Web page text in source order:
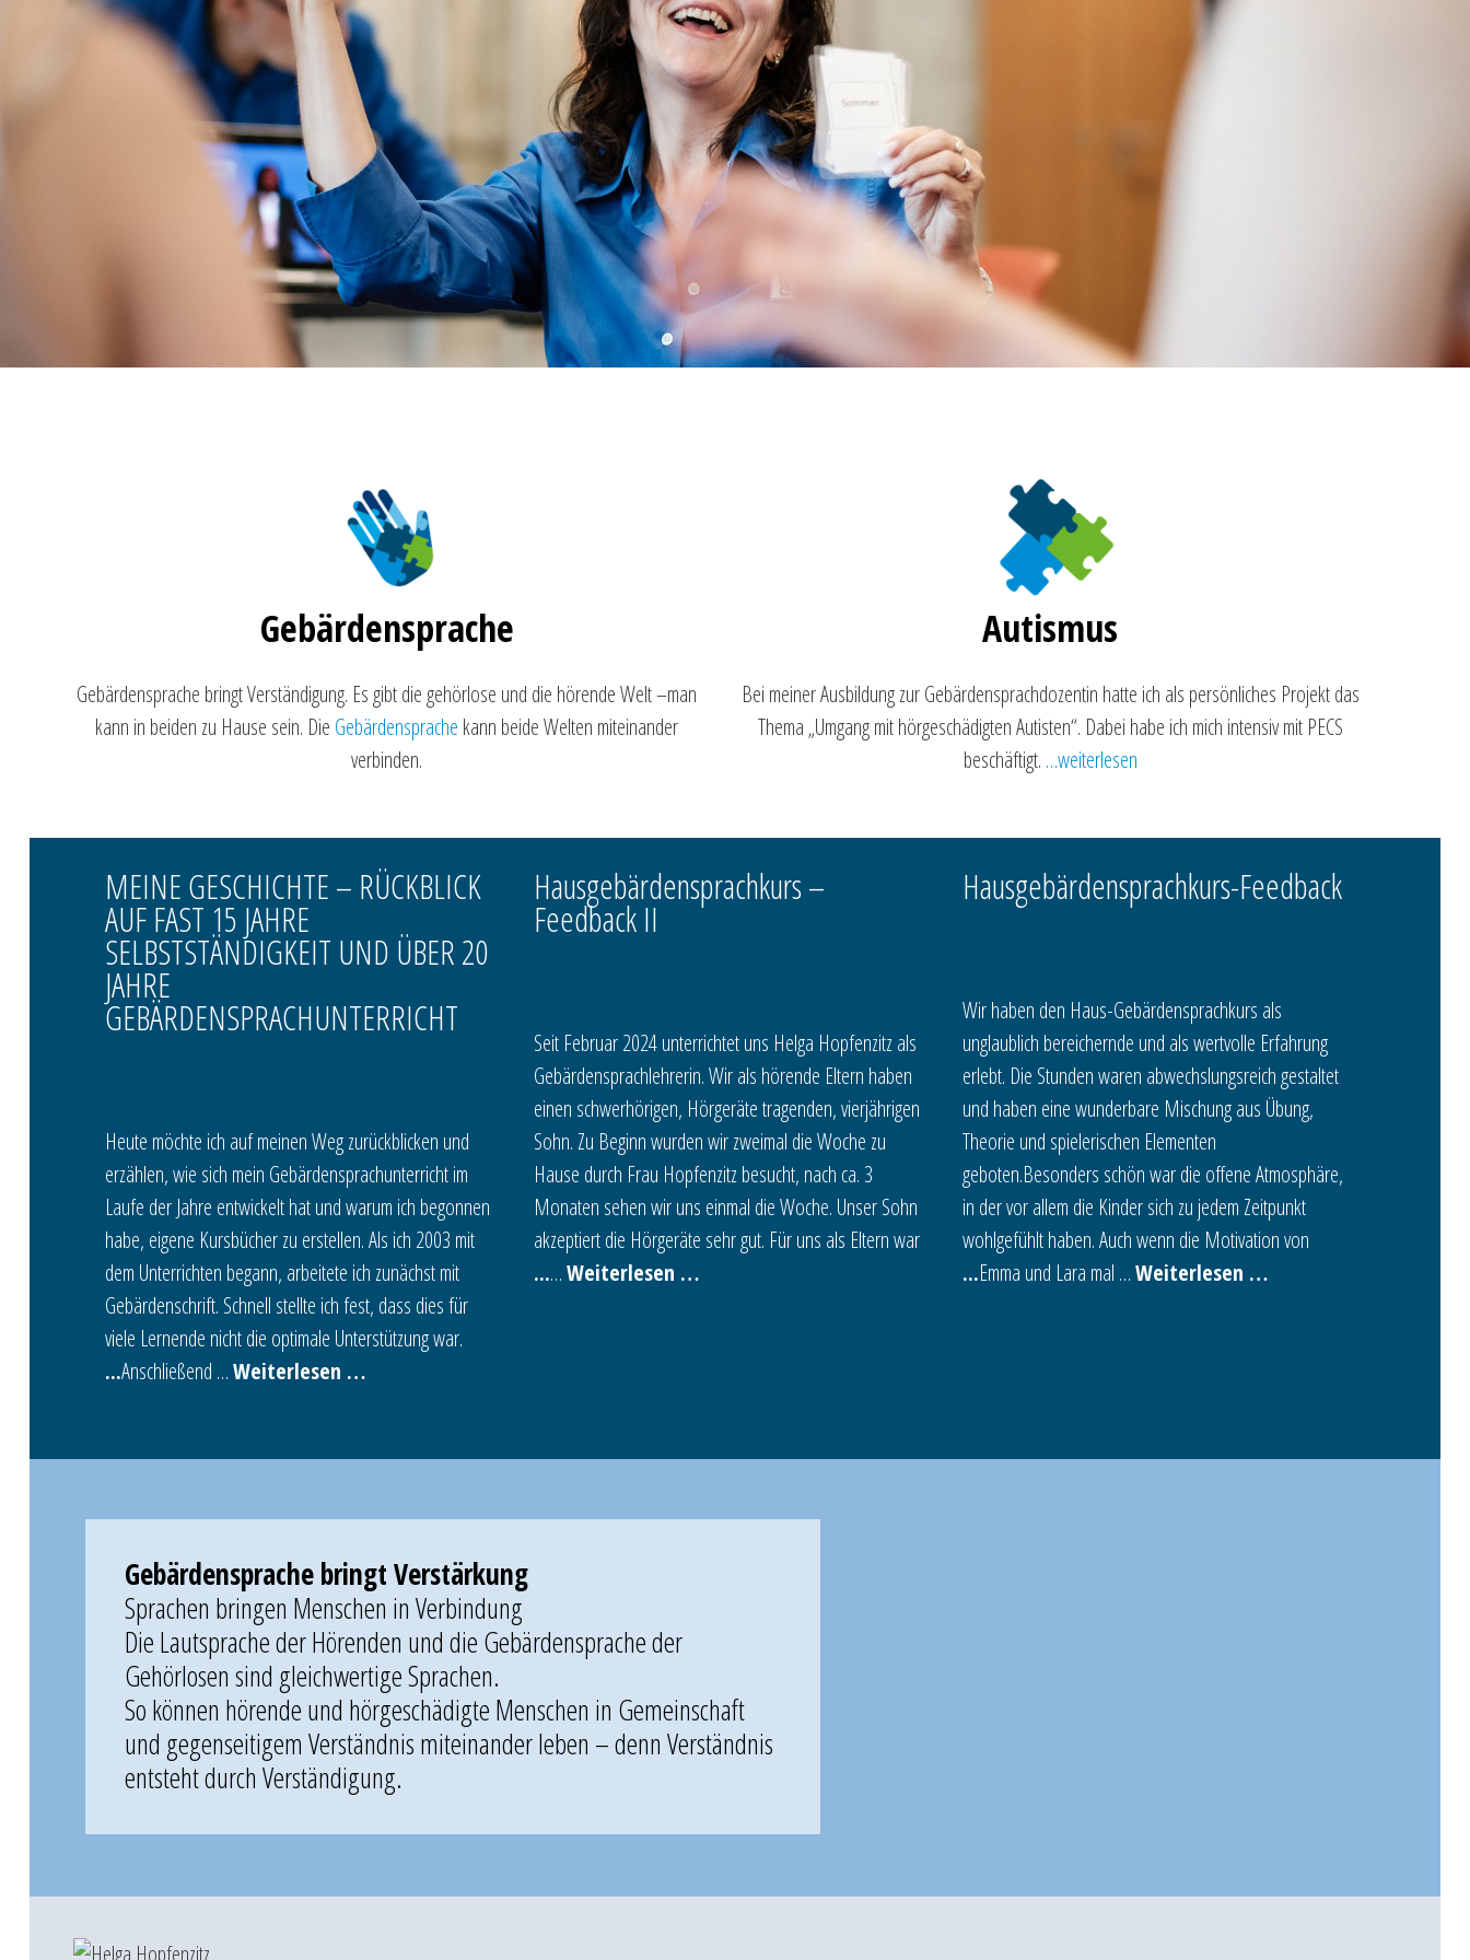
Gebärdensprache
Gebärdensprache bringt Verständigung. Es gibt die gehörlose und die hörende Welt –man
kann in beiden zu Hause sein. Die Gebärdensprache kann beide Welten miteinander
verbinden.
Autismus
Bei meiner Ausbildung zur Gebärdensprachdozentin hatte ich als persönliches Projekt das
Thema „Umgang mit hörgeschädigten Autisten“. Dabei habe ich mich intensiv mit PECS
beschäftigt. …weiterlesen
MEINE GESCHICHTE – RÜCKBLICK
AUF FAST 15 JAHRE
SELBSTSTÄNDIGKEIT UND ÜBER 20
JAHRE
GEBÄRDENSPRACHUNTERRICHT
Heute möchte ich auf meinen Weg zurückblicken und
erzählen, wie sich mein Gebärdensprachunterricht im
Laufe der Jahre entwickelt hat und warum ich begonnen
habe, eigene Kursbücher zu erstellen. Als ich 2003 mit
dem Unterrichten begann, arbeitete ich zunächst mit
Gebärdenschrift. Schnell stellte ich fest, dass dies für
viele Lernende nicht die optimale Unterstützung war.
Anschließend …Weiterlesen …
Hausgebärdensprachkurs –
Feedback II
Seit Februar 2024 unterrichtet uns Helga Hopfenzitz als
Gebärdensprachlehrerin. Wir als hörende Eltern haben
einen schwerhörigen, Hörgeräte tragenden, vierjährigen
Sohn. Zu Beginn wurden wir zweimal die Woche zu
Hause durch Frau Hopfenzitz besucht, nach ca. 3
Monaten sehen wir uns einmal die Woche. Unser Sohn
akzeptiert die Hörgeräte sehr gut. Für uns als Eltern war
…Weiterlesen …
Hausgebärdensprachkurs-Feedback
Wir haben den Haus-Gebärdensprachkurs als
unglaublich bereichernde und als wertvolle Erfahrung
erlebt. Die Stunden waren abwechslungsreich gestaltet
und haben eine wunderbare Mischung aus Übung,
Theorie und spielerischen Elementen
geboten.Besonders schön war die offene Atmosphäre,
in der vor allem die Kinder sich zu jedem Zeitpunkt
wohlgefühlt haben. Auch wenn die Motivation von
Emma und Lara mal …Weiterlesen …
Gebärdensprache bringt Verstärkung
Sprachen bringen Menschen in Verbindung
Die Lautsprache der Hörenden und die Gebärdensprache der
Gehörlosen sind gleichwertige Sprachen.
So können hörende und hörgeschädigte Menschen in Gemeinschaft
und gegenseitigem Verständnis miteinander leben – denn Verständnis
entsteht durch Verständigung.